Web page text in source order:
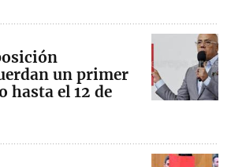
un primer
hasta el 12 de